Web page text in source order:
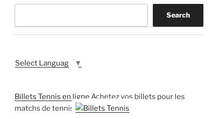
Search
Select Language ▼
Billets Tennis en ligne Achetez vos billets pour les
matchs de tennis